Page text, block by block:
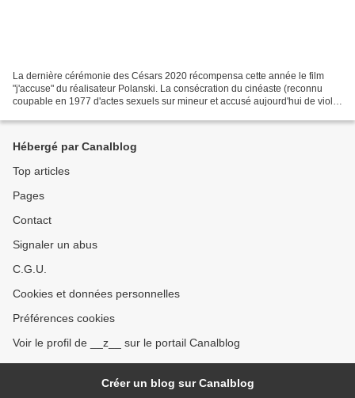
La dernière cérémonie des Césars 2020 récompensa cette année le film
"j'accuse" du réalisateur Polanski. La consécration du cinéaste (reconnu
coupable en 1977 d'actes sexuels sur mineur et accusé aujourd'hui de viol)
Hébergé par Canalblog
Top articles
Pages
Contact
Signaler un abus
C.G.U.
Cookies et données personnelles
Préférences cookies
Voir le profil de __z__ sur le portail Canalblog
Créer un blog sur Canalblog